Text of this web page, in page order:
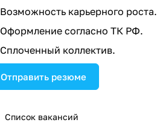
Возможность карьерного роста.
Оформление согласно ТК РФ.
Сплоченный коллектив.
Отправить резюме
Список вакансий